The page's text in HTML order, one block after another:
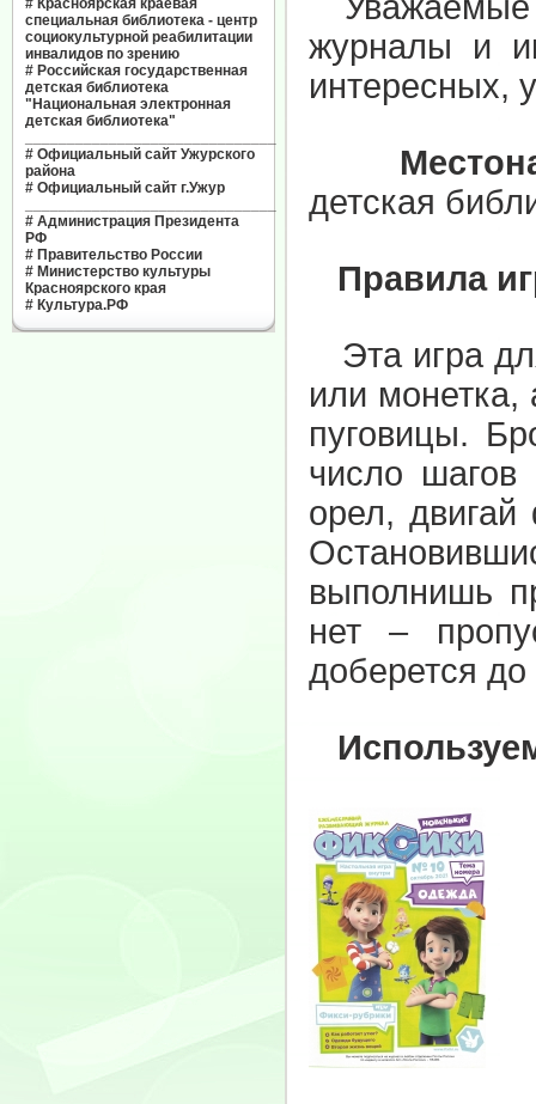
# Красноярская краевая
специальная библиотека - центр
социокультурной реабилитации
инвалидов по зрению
# Российская государственная
детская библиотека
"Национальная электронная
детская библиотека"
# Официальный сайт Ужурского
района
# Официальный сайт г.Ужур
# Администрация Президента
РФ
# Правительство России
# Министерство культуры
Красноярского края
# Культура.РФ
журналы и
интересных,
детская
Правила
Эта игра
или
пуговицы.
число
орел,
выполнишь
нет –
доберется